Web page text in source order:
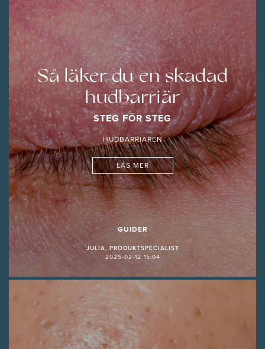
Så läker du en skadad
hudbarriär
STEG FÖR STEG
HUDBARRIÄREN
LÄS MER
GUIDER
JULIA, PRODUKTSPECIALIST
2025-02-12 15:04